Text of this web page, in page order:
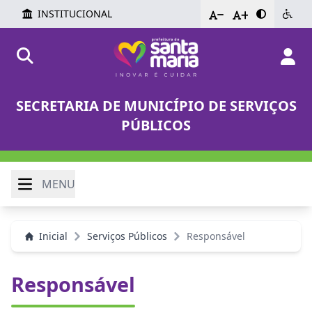
INSTITUCIONAL - +
SECRETARIA DE MUNICÍPIO DE SERVIÇOS
PÚBLICOS
MENU
Inicial Serviços Públicos Responsável
Responsável